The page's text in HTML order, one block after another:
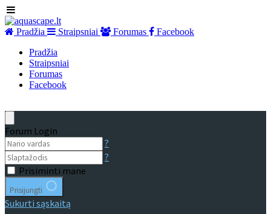
Pradžia Straipsniai Forumas
Facebook
Pradžia
Straipsniai
Forumas
Facebook
Forum Login
?
?
Prisiminti mane
Prisijungti
Sukurti sąskaitą